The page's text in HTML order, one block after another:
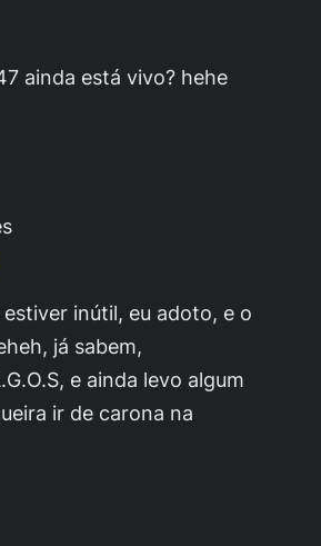
ainda está vivo? hehe
estiver inútil, eu adoto, e o
já sabem,
e ainda levo algum
ir de carona na